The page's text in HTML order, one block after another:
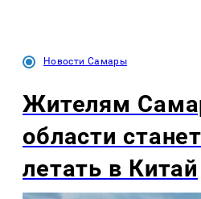
Новости Самары
Жителям
области
летать в Китай